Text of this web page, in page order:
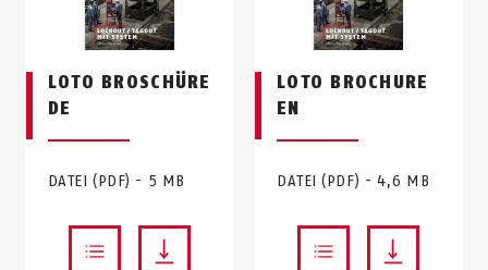
LOTO BROSCHÜRE
DE
DATEI (PDF) - 5 MB
LOTO BROCHURE
EN
DATEI (PDF) - 4,6 MB